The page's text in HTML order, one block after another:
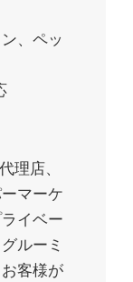
、ペッ
理店、
マーケ
イベー
ルーミ
客様が